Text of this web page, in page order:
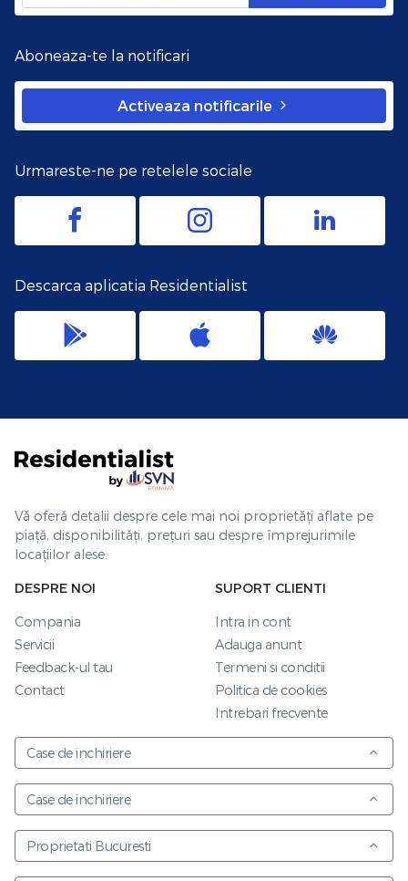
Aboneaza-te la notificari
Activeaza notificarile
Urmareste-ne pe retelele sociale
Descarca aplicatia Residentialist
Vă oferă detalii despre cele mai noi proprietăți aflate pe
piață, disponibilități, prețuri sau despre împrejurimile
locațiilor alese.
DESPRE NOI
Compania
Servicii
Feedback-ul tau
Contact
SUPORT CLIENTI
Intra in cont
Adauga anunt
Termeni si conditii
Politica de cookies
Intrebari frecvente
Case de inchiriere
Case de inchiriere
Proprietati Bucuresti